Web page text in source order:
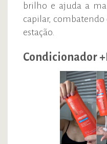
brilho e ajuda a
capilar,
estação.
Condicionador